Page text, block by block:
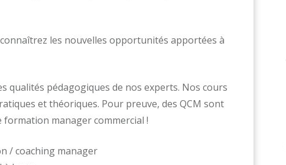
les nouvelles opportunités apportées à
qualités pédagogiques de nos experts. Nos cours
et théoriques. Pour preuve, des QCM sont
manager commercial !